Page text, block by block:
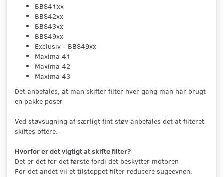
BBS41xx
BBS42xx
BBS43xx
BBS49xx
Exclusiv - BBS49xx
Maxima 41
Maxima 42
Maxima 43
Det anbefales, at man skifter filter hver gang man har brugt
en pakke poser
Ved støvsugning af særligt fint støv anbefales det at filteret
skiftes oftere.
Hvorfor er det vigtigt at skifte filter?
Det er det for det første fordi det beskytter motoren
For det andet vil et tilstoppet filter reducere sugeevnen.